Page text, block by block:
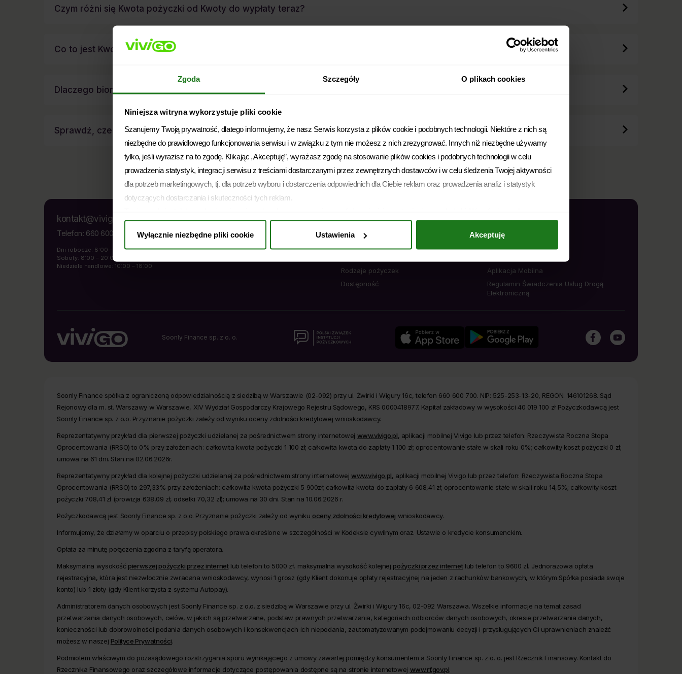
Zgoda Szczegóły O plikach cookies
Niniejsza witryna wykorzystuje pliki cookie
Szanujemy Twoją prywatność, dlatego informujemy, że nasz Serwis korzysta z plików cookie i podobnych technologii. Niektóre z nich są
niezbędne do prawidłowego funkcjonowania serwisu i w związku z tym nie możesz z nich zrezygnować. Innych niż niezbędne używamy
tylko, jeśli wyrazisz na to zgodę. Klikając „Akceptuję”, wyrażasz zgodę na stosowanie plików cookies i podobnych technologii w celu
prowadzenia statystyk, integracji serwisu z treściami dostarczanymi przez zewnętrznych dostawców i w celu śledzenia Twojej aktywności
dla potrzeb marketingowych, tj. dla potrzeb wyboru i dostarczenia odpowiednich dla Ciebie reklam oraz prowadzenia analiz i statystyk
dotyczących dostarczania i skuteczności tych reklam.
pozostanie bez wpływu na zgodność z prawem używania plików cookies i podobnych technologii, którego dokonano na podstawie zgody
przed jej wycofaniem. Jednocześnie informujemy, że administratorem Twoich danych jest Soonly Finance sp. z o.o. z siedzibą w
Warszawie, ul. Żwirki i Wigury 16 C, 02-092 Warszawa. W „Ustawieniach preferencji” możesz dobrowolnie w dowolnym momencie
zdecydować, na który rodzaj przetwarzania danych chciałbyś zezwolić. Więcej informacji o przetwarzaniu danych osobowych, w tym o
Polityce Prywatności
Wyłącznie niezbędne pliki cookie Ustawienia Akceptuję
Czym różni się Kwota pożyczki od Kwoty do wypłaty teraz?
Co to jest Kwota do wypłaty teraz?
Dlaczego biorąc pożyczkę muszę wybrać dwie kwoty?
Sprawdź, czego potrzebujesz do złożenia wniosku.
kontakt@vivigo.pl
Telefon: 660 600 700
Dni robocze: 8:00 – 22:00
Soboty: 8:00 – 20:00
Niedziele handlowe: 10:00 – 18:00
Polityka plików cookies
Rodzaje pożyczek
Dostępność
O nas
Aplikacja Mobilna
Regulamin Świadczenia Usług Drogą
Elektroniczną
Soonly Finance sp. z o. o.
Soonly Finance spółka z ograniczoną odpowiedzialnością z siedzibą w Warszawie (02-092) przy ul. Żwirki i Wigury 16c, telefon 660 600 700. NIP: 525-253-13-20, REGON: 146101268. Sąd
Rejonowy dla m. st. Warszawy w Warszawie, XIV Wydział Gospodarczy Krajowego Rejestru Sądowego, KRS 0000418977. Kapitał zakładowy w wysokości 40 019 100 zł Pożyczkodawcą jest
Soonly Finance sp. z o.o. Przyznanie pożyczki zależy od wyniku oceny zdolności kredytowej wnioskodawcy.
Reprezentatywny przykład dla pierwszej pożyczki udzielanej za pośrednictwem strony internetowej www.vivigo.pl, aplikacji mobilnej Vivigo lub przez telefon: Rzeczywista Roczna Stopa
Oprocentowania (RRSO) to 0% przy założeniach: całkowita kwota pożyczki 1 100 zł; całkowita kwota do zapłaty 1 100 zł; oprocentowanie stałe w skali roku 0%; całkowity koszt pożyczki 0 zł;
umowa na 61 dni. Stan na 02.06.2026r.
Reprezentatywny przykład dla kolejnej pożyczki udzielanej za pośrednictwem strony internetowej www.vivigo.pl, aplikacji mobilnej Vivigo lub przez telefon: Rzeczywista Roczna Stopa
Oprocentowania (RRSO) to 297,33% przy założeniach: całkowita kwota pożyczki 5 900zł; całkowita kwota do zapłaty 6 608,41 zł; oprocentowanie stałe w skali roku 14,5%; całkowity koszt
pożyczki 708,41 zł (prowizja 638,09 zł, odsetki 70,32 zł); umowa na 30 dni. Stan na 10.06.2026 r.
Pożyczkodawcą jest Soonly Finance sp. z o.o. Przyznanie pożyczki zależy od wyniku oceny zdolności kredytowej wnioskodawcy.
Informujemy, że działamy w oparciu o przepisy polskiego prawa określone w szczególności w Kodeksie cywilnym oraz. Ustawie o kredycie konsumenckim.
Opłata za minutę połączenia zgodna z taryfą operatora.
Maksymalna wysokość pierwszej pożyczki przez internetlub telefon to 5000 zł, maksymalna wysokość kolejnej pożyczki przez internetlub telefon to 9600 zł. Jednorazowa opłata
rejestracyjna, która jest niezwłocznie zwracana wnioskodawcy, wynosi 1 grosz (gdy Klient dokonuje opłaty rejestracyjnej na jeden z rachunków bankowych, w którym Spółka posiada swoje
konto) lub 1 złoty (gdy Klient korzysta z systemu Autopay).
Administratorem danych osobowych jest Soonly Finance sp. z o.o. z siedzibą w Warszawie przy ul. Żwirki i Wigury 16c, 02-092 Warszawa. Wszelkie informacje na temat zasad
przetwarzania danych osobowych, celów, w jakich są przetwarzane, podstaw prawnych przetwarzania, kategoriach odbiorców danych osobowych, okresie przetwarzania danych,
konieczności lub dobrowolności podania danych osobowych i konsekwencjach ich niepodania, zautomatyzowanym podejmowaniu decyzji i przysługujących Ci uprawnieniach znaleźć
możesz w naszej Polityce Prywatności.
Podmiotem właściwym do pozasądowego rozstrzygania sporu wynikającego z umowy zawartej pomiędzy konsumentem a Soonly Finance sp. z o. o. jest Rzecznik Finansowy. Kontakt do
Rzecznika Finansowego oraz szczegółowe informacje dotyczące postępowania dostępne są na stronie internetowej www.rf.gov.pl.